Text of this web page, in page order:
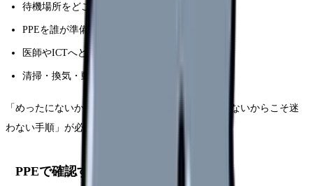
待機場所をどこにするか
PPEを誰が準備するか
医師やICTへどの時点で報告するか
清掃・換気・動線整理は誰が行うか
「めったにないから大丈夫」ではなく、「めったにないからこそ迷
わない手順」が必要です。
PPEで確認すること